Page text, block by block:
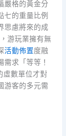
嚴格的黃金分
七的重量比例
思慮將來的成
游玩業擁有無
活動佈置度融
求「等等！
虛數單位才對
游客的多元需